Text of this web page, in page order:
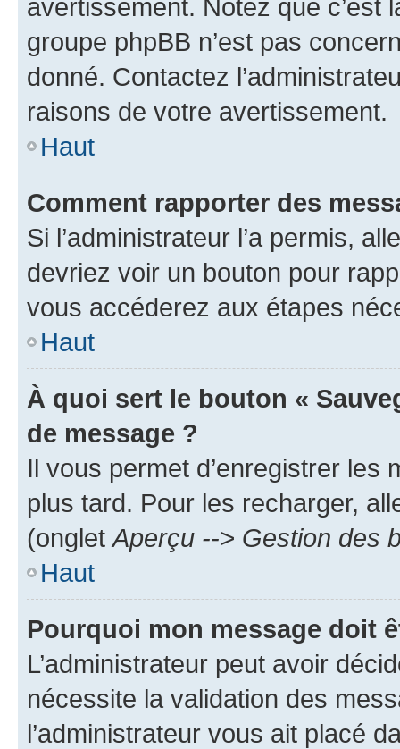
avertissement. Notez que c’est
groupe phpBB n’est pas
donné. Contactez
raisons de votre avertissement.
Haut
Comment rapporter des
Si l’administrateur l’a permis,
devriez voir un bouton pour
vous accéderez aux étapes
Haut
À quoi sert le bouton «
de message ?
Il vous permet d’enregistrer
plus tard. Pour les recharger,
(onglet Aperçu --> Gestion des
Haut
Pourquoi mon message doit
L’administrateur peut avoir
nécessite la validation des
l’administrateur vous ait placé